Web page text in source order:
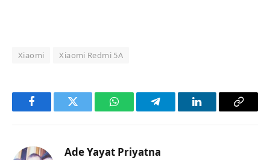
Xiaomi Xiaomi Redmi 5A
FacebookTwitter WhatsAppTelegramLinkedInCopy
Ade Yayat Priyatna